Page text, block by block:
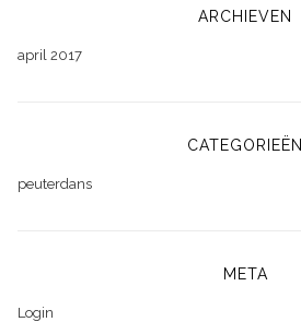
ARCHIEVEN
april 2017
CATEGORIEËN
peuterdans
META
Login